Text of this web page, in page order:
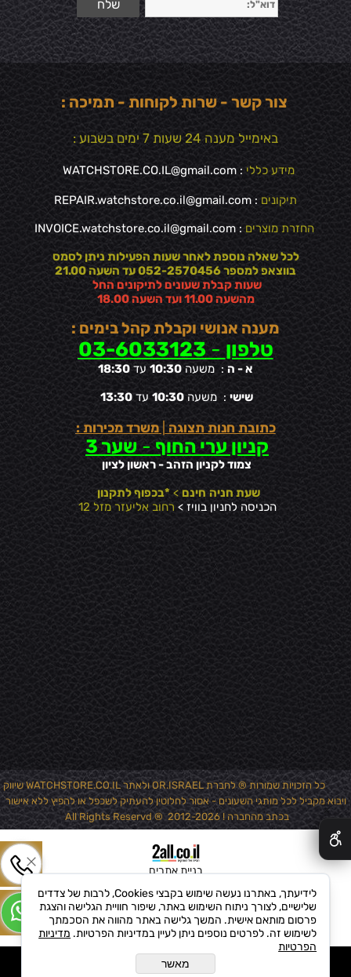
הוסף לקופה
צור קשר - שרות לקוחות - תמיכה :
באימייל מענה 24 שעות 7 ימים בשבוע :
מידע כללי :
WATCHSTORE.CO.IL@gmail.com
תיקונים : REPAIR.watchstore.co.il@gmail.com
החזרת מוצרים :
INVOICE.watchstore.co.il@gmail.com
לכל שאלה נוספת לאחר שעות הפעילות ניתן לסמס
בווצאפ למספר 052-2570456 עד השעה 21.00
שעות קבלת שעונים לתיקונים החל
מהשעה 11.00 ועד השעה 18.00
מענה אנושי וקבלת קהל בימים :
טלפון -
03-6033123
א - ה : משעה10:30 עד 18:30
שישי : משעה10:30 עד13:30
כתובת חנות תצוגה|משרד מכירות :
קניון ערי החוף- שער 3
צמוד לקניון הזהב - ראשון לציון
שעת חניה חינם > *בכפוף לתקנון
הכניסה לחניון בוויז > רחוב אליעזר מזל 12
כל הזכויות שמורות ® לחברת OR.ISRAEL ולאתר WATCHSTORE.CO.IL שיווק
ויבוא מקביל לכל מותגי השעונים - אסור לחלוטין להעתיק לשכפל או להפיץ ללא אישור
בכתב מהחברה ! 2012-2026 ® All Rights Reservd
בניית אתרים
✕
לידיעתך, באתרנו נעשה שימוש בקבצי Cookies, לרבות של צדדים
שלישיים, לצורך ניתוח השימוש באתר, שיפור חוויית הגלישה והצגת
פרסום מותאם אישית. המשך גלישה באתר מהווה את הסכמתך
לשימוש זה. לפרטים נוספים ניתן לעיין במדיניות הפרטיות. מדיניות
הפרטיות
מאשר